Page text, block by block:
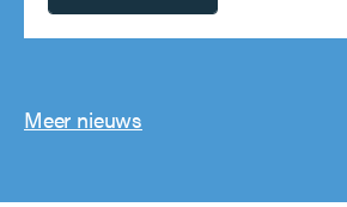
Meer nieuws